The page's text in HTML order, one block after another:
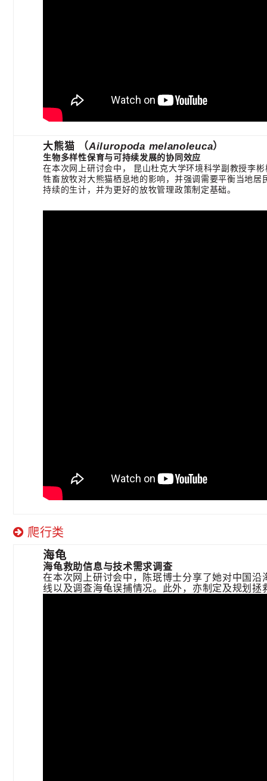
大熊猫 （Ailuropoda melanoleuca）
生物多样性保育与可持续发展的协同效应
在本次网上研讨会中， 昆山杜克大学环境科学副教授李
牲畜放牧对大熊猫栖息地的影响，并强调需要平衡当地
持续的生计，并为更好的放牧管理政策制定基础。
爬行类
海龟
海龟救助信息与技术需求调查
在本次网上研讨会中，陈珉博士分享了她对中国
线以及调查海龟误捕情况。此外，亦制定及规划拯